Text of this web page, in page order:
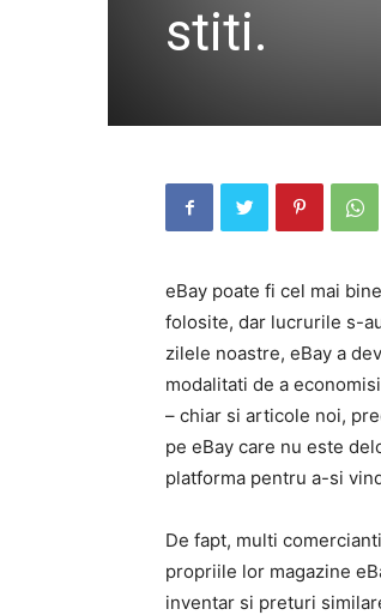
stiti.
eBay poate fi cel mai
folosite, dar lucrurile s-
zilele noastre, eBay a
modalitati de a
– chiar si articole noi,
pe eBay care nu este
platforma pentru a-si
De fapt, multi
propriile lor magazine
inventar si preturi